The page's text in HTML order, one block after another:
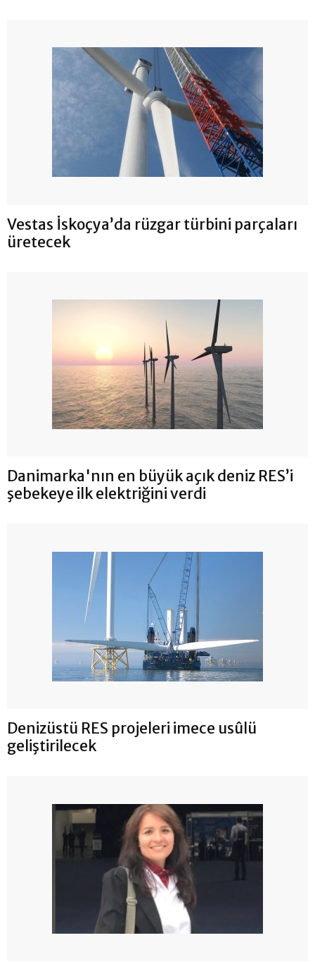
Vestas İskoçya’da rüzgar türbini parçaları
üretecek
Danimarka'nın en büyük açık deniz RES’i
şebekeye ilk elektriğini verdi
Denizüstü RES projeleri imece usûlü
geliştirilecek